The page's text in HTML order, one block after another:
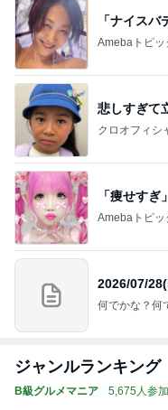
「ナイス
Amebaトピッ
悲しすぎて
クロオフィシ
「痩せす
Amebaトピッ
2026/07/
何でかな？何
ジャンルランキング
B級グルメマニア 5,675人参